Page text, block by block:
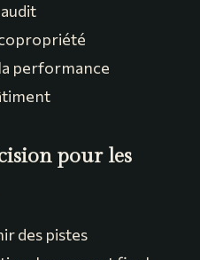
audit
performance
pour les
des pistes